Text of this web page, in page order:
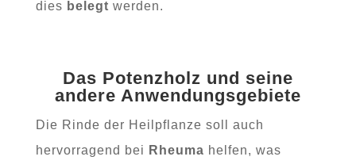
dies belegt werden.
Das Potenzholz und seine
andere Anwendungsgebiete
Die Rinde der Heilpflanze soll auch
hervorragend bei Rheuma helfen, was